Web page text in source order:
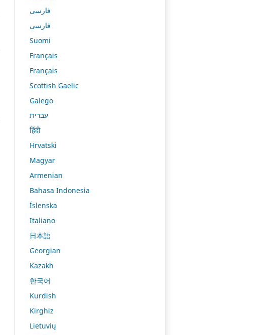
فارسی
فارسی
Suomi
Français
Français
Scottish Gaelic
Galego
עברית
हिंदी
Hrvatski
Magyar
Armenian
Bahasa Indonesia
Íslenska
Italiano
日本語
Georgian
Kazakh
한국어
Kurdish
Kirghiz
Lietuvių